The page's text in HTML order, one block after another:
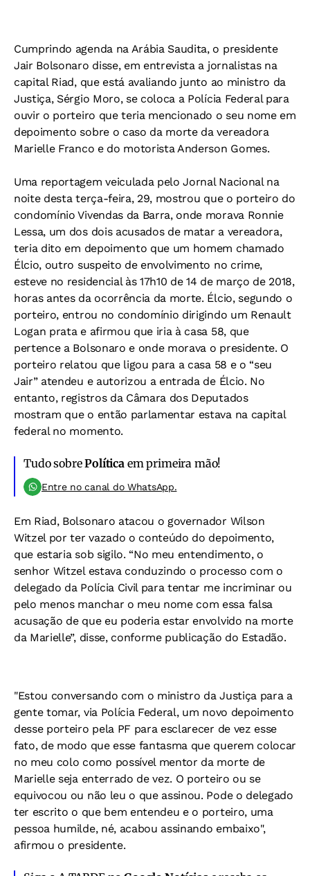
Cumprindo agenda na Arábia Saudita, o presidente
Jair Bolsonaro disse, em entrevista a jornalistas na
capital Riad, que está avaliando junto ao ministro da
Justiça, Sérgio Moro, se coloca a Polícia Federal para
ouvir o porteiro que teria mencionado o seu nome em
depoimento sobre o caso da morte da vereadora
Marielle Franco e do motorista Anderson Gomes.
Uma reportagem veiculada pelo Jornal Nacional na
noite desta terça-feira, 29, mostrou que o porteiro do
condomínio Vivendas da Barra, onde morava Ronnie
Lessa, um dos dois acusados de matar a vereadora,
teria dito em depoimento que um homem chamado
Élcio, outro suspeito de envolvimento no crime,
esteve no residencial às 17h10 de 14 de março de 2018,
horas antes da ocorrência da morte. Élcio, segundo o
porteiro, entrou no condomínio dirigindo um Renault
Logan prata e afirmou que iria à casa 58, que
pertence a Bolsonaro e onde morava o presidente. O
porteiro relatou que ligou para a casa 58 e o “seu
Jair” atendeu e autorizou a entrada de Élcio. No
entanto, registros da Câmara dos Deputados
mostram que o então parlamentar estava na capital
federal no momento.
Tudo sobrePolíticaem primeira mão!
Entre no canal do WhatsApp.
Em Riad, Bolsonaro atacou o governador Wilson
Witzel por ter vazado o conteúdo do depoimento,
que estaria sob sigilo. “No meu entendimento, o
senhor Witzel estava conduzindo o processo com o
delegado da Polícia Civil para tentar me incriminar ou
pelo menos manchar o meu nome com essa falsa
acusação de que eu poderia estar envolvido na morte
da Marielle”, disse, conforme publicação do Estadão.
"Estou conversando com o ministro da Justiça para a
gente tomar, via Polícia Federal, um novo depoimento
desse porteiro pela PF para esclarecer de vez esse
fato, de modo que esse fantasma que querem colocar
no meu colo como possível mentor da morte de
Marielle seja enterrado de vez. O porteiro ou se
equivocou ou não leu o que assinou. Pode o delegado
ter escrito o que bem entendeu e o porteiro, uma
pessoa humilde, né, acabou assinando embaixo",
afirmou o presidente.